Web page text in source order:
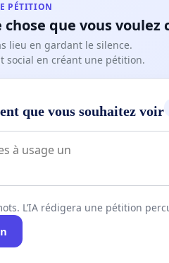
PÉTITION
que vous voulez
lieu en gardant le silence.
social en créant une pétition.
que vous souhaitez voir
L’IA rédigera une pétition